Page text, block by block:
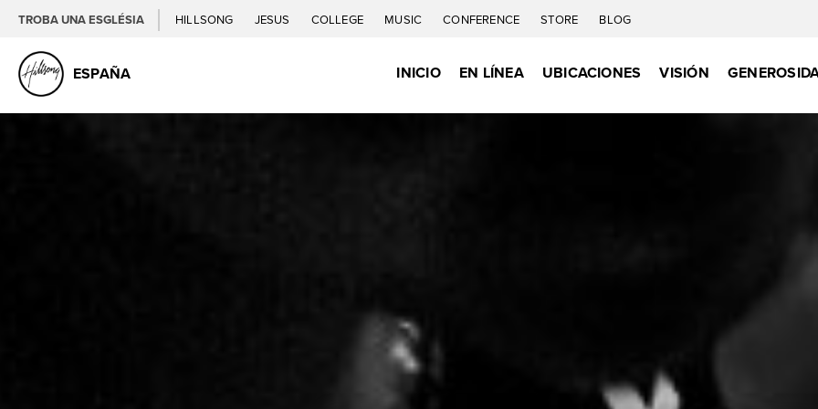
TROBA UNA ESGLÉSIA HILLSONG JESUS COLLEGE MUSIC CONFERENCE STORE BLOG
ESPAÑA INICIO EN LÍNEA UBICACIONES VISIÓN